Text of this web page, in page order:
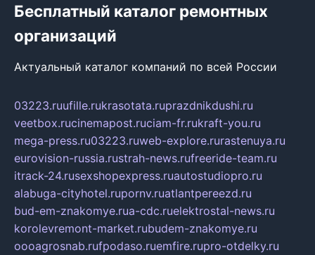
Бесплатный каталог ремонтных
организаций
Актуальный каталог компаний по всей России
03223.ruufille.rukrasotata.ruprazdnikdushi.ru
veetbox.rucinemapost.ruciam-fr.rukraft-you.ru
mega-press.ru03223.ruweb-explore.rurastenuya.ru
eurovision-russia.rustrah-news.rufreeride-team.ru
itrack-24.rusexshopexpress.ruautostudiopro.ru
alabuga-cityhotel.rupornv.ruatlantpereezd.ru
bud-em-znakomye.rua-cdc.ruelektrostal-news.ru
korolevremont-market.rubudem-znakomye.ru
oooagrosnab.rufpodaso.ruemfire.rupro-otdelky.ru